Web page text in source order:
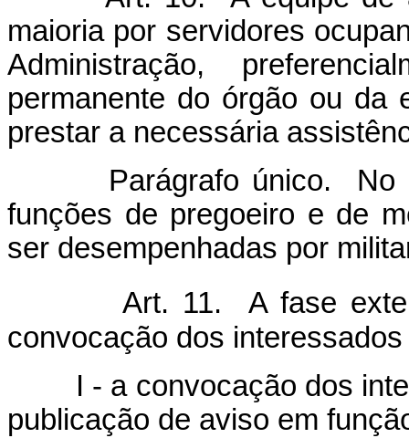
maioria por servidores
Administração,
permanente do órgão ou da
prestar a necessária
Parágrafo único. No
funções de pregoeiro e de
ser desempenhadas por
Art. 11. A fase
convocação dos
I - a convocação dos
publicação de aviso em